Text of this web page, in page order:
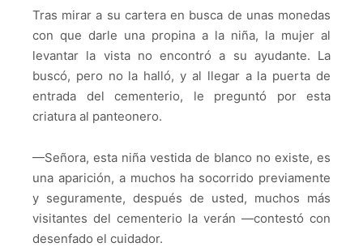
Tras mirar a su cartera en busca de unas monedas
con que darle una propina a la niña, la mujer al
levantar la vista no encontró a su ayudante. La
buscó, pero no la halló, y al llegar a la puerta de
entrada del cementerio, le preguntó por esta
criatura al panteonero.
—Señora, esta niña vestida de blanco no existe, es
una aparición, a muchos ha socorrido previamente
y seguramente, después de usted, muchos más
visitantes del cementerio la verán —contestó con
desenfado el cuidador.